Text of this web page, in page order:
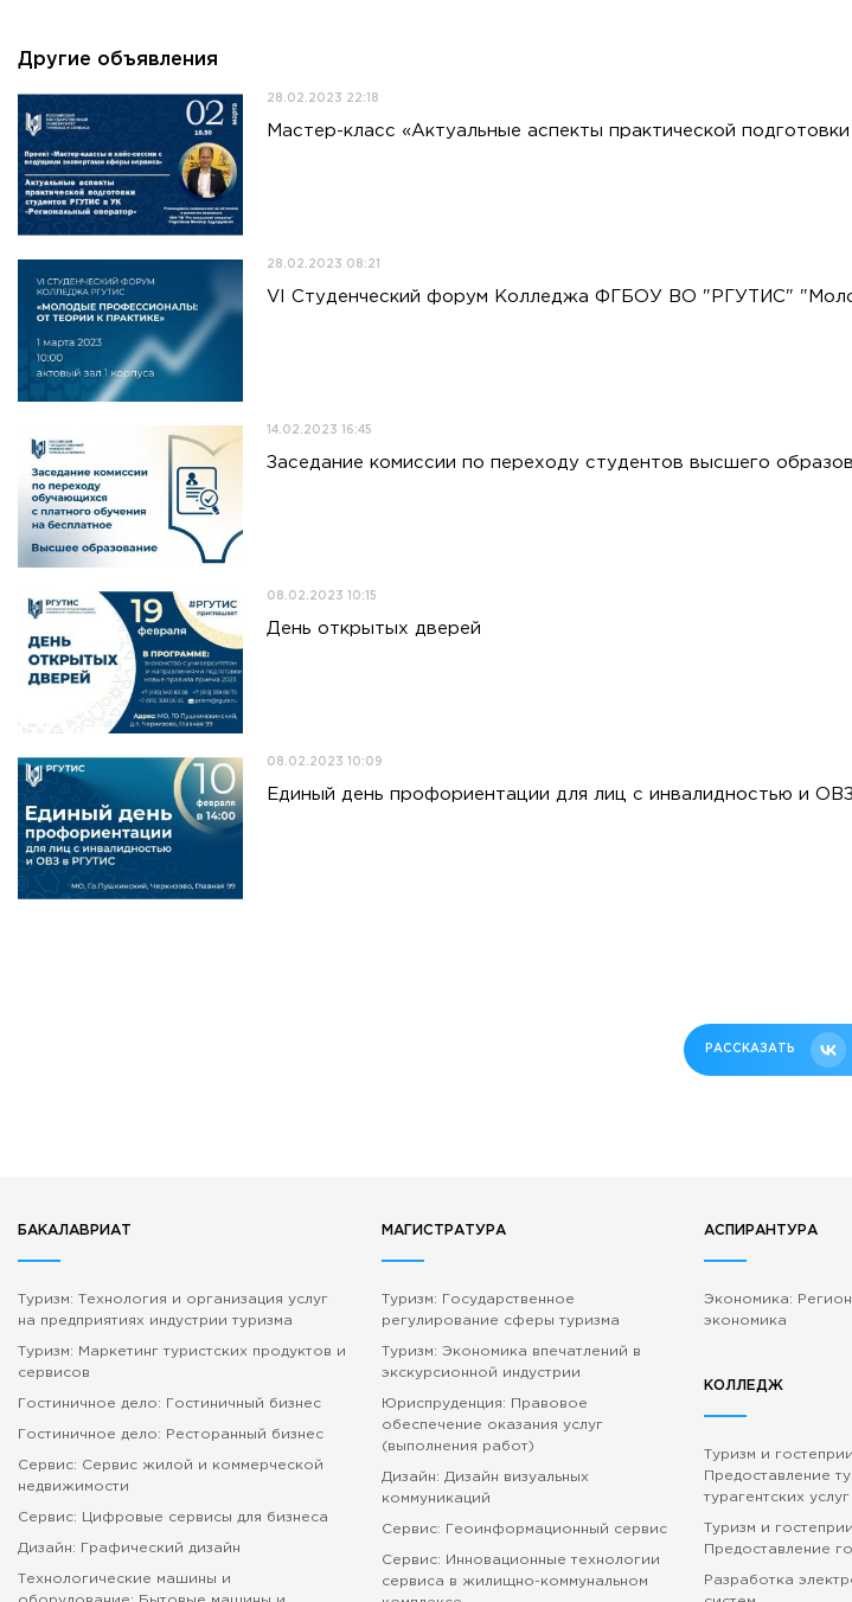
Другие объявления
28.02.2023 22:18
Мастер-класс «Актуальные аспекты практической
28.02.2023 08:21
VI Студенческий форум Колледжа ФГБОУ ВО "РГУТИС"
14.02.2023 16:45
Заседание комиссии по переходу студентов высшего
08.02.2023 10:15
День открытых дверей
08.02.2023 10:09
Единый день профориентации для лиц с инвалидностью и
РАССКАЗАТЬ
БАКАЛАВРИАТ
Туризм: Технология и организация услуг
на предприятиях индустрии туризма
Туризм: Маркетинг туристских продуктов и
сервисов
Гостиничное дело: Гостиничный бизнес
Гостиничное дело: Ресторанный бизнес
Сервис: Сервис жилой и коммерческой
недвижимости
Сервис: Цифровые сервисы для бизнеса
Дизайн: Графический дизайн
Технологические машины и
МАГИСТРАТУРА
Туризм: Государственное
регулирование сферы туризма
Туризм: Экономика впечатлений в
экскурсионной индустрии
Юриспруденция: Правовое
обеспечение оказания услуг
(выполнения работ)
Дизайн: Дизайн визуальных
коммуникаций
Сервис: Геоинформационный сервис
Сервис: Инновационные технологии
сервиса в жилищно-коммунальном
АСПИРАНТУРА
Экономика:
экономика
КОЛЛЕДЖ
Туризм и
Предоставление
турагентских услуг
Туризм и
Предоставление
Разработка